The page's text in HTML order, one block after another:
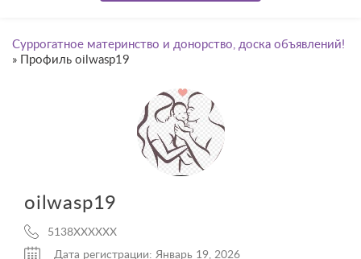
Суррогатное материнство и донорство, доска объявлений!
» Профиль oilwasp19
oilwasp19
5138XXXXXX
Дата регистрации: Январь 19, 2026